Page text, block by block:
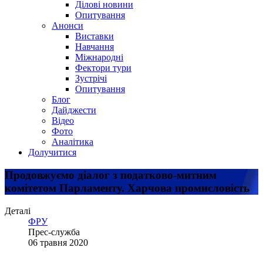
Ділові новини
Опитування
Анонси
Виставки
Навчання
Міжнародні
Фектори тури
Зустрічі
Опитування
Блог
Дайджести
Відео
Фото
Аналітика
Долучитися
Продовжуємо діалог з податково-митним
комітетом Парламенту. Харчова промисловість
Деталі
ФРУ
Прес-служба
06 травня 2020